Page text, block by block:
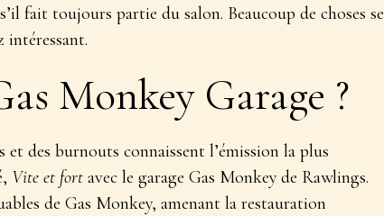
fait toujours partie du salon. Beaucoup de choses se
intéressant.
Monkey Garage ?
des burnouts connaissent l’émission la plus
Vite et fort avec le garage Gas Monkey de Rawlings.
de Gas Monkey, amenant la restauration